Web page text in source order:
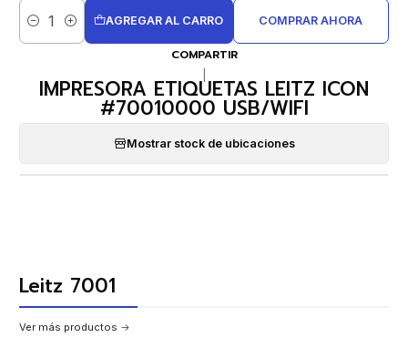
Cantidad
AGREGAR AL CARRO COMPRAR AHORA
COMPARTIR
IMPRESORA ETIQUETAS LEITZ ICON
#70010000 USB/WIFI
Mostrar stock de ubicaciones
Leitz 7001
Ver más productos